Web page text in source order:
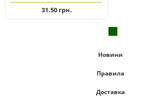
31.50 грн.
Новини
Правила
Доставка